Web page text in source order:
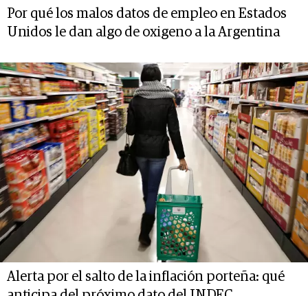
Por qué los malos datos de empleo en Estados
Unidos le dan algo de oxigeno a la Argentina
Alerta por el salto de la inflación porteña: qué